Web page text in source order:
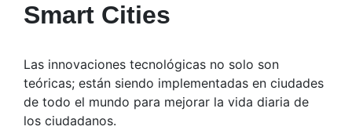
Smart Cities
Las innovaciones tecnológicas no solo son
teóricas; están siendo implementadas en ciudades
de todo el mundo para mejorar la vida diaria de
los ciudadanos.